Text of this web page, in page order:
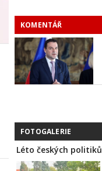
KOMENTÁŘ
FOTOGALERIE
Léto českých politiků